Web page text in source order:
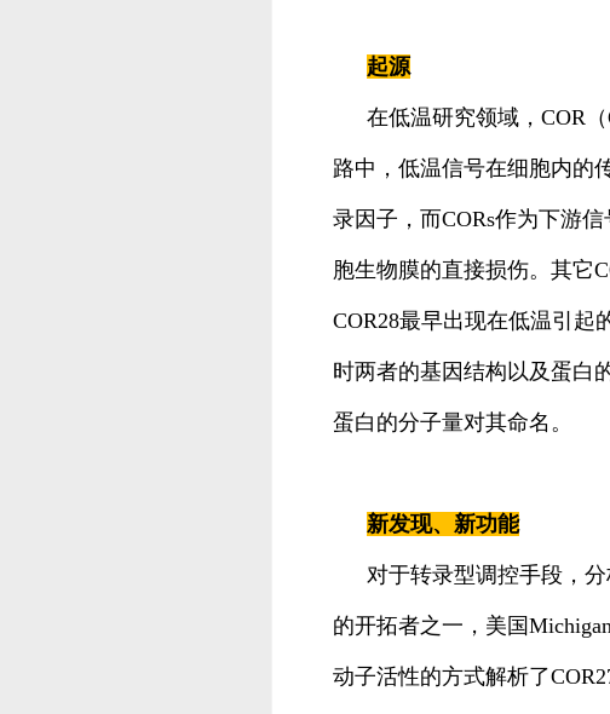
起源
在低温研究领域，COR
路中，低温信号在细胞内的
录因子，而CORs作为下游
胞生物膜的直接损伤。其它
COR28最早出现在低温引起
时两者的基因结构以及蛋白
蛋白的分子量对其命名。
新发现、新功能
对于转录型调控手段，
的开拓者之一，美国
动子活性的方式解析了